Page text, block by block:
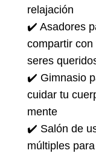
relajación
✔️ Asadores
compartir con
seres
✔️ Gimnasio
cuidar tu
mente
✔️ Salón de
múltiples para